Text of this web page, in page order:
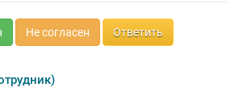
Не согласен Ответить